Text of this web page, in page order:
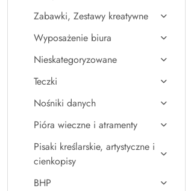
Zabawki, Zestawy kreatywne
Wyposażenie biura
Nieskategoryzowane
Teczki
Nośniki danych
Pióra wieczne i atramenty
Pisaki kreślarskie, artystyczne i
cienkopisy
BHP